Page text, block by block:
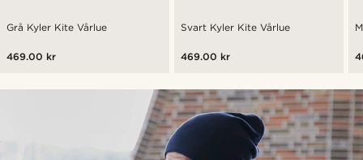
Grå Kyler Kite Vårlue
469.00 kr
Svart Kyler Kite Vårlue
469.00 kr